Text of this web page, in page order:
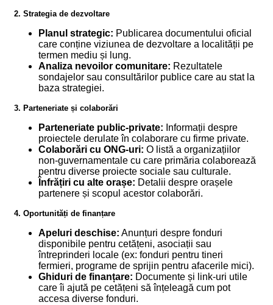
2. Strategia de dezvoltare
Planul strategic: Publicarea documentului oficial
care conține viziunea de dezvoltare a localității pe
termen mediu și lung.
Analiza nevoilor comunitare: Rezultatele
sondajelor sau consultărilor publice care au stat la
baza strategiei.
3. Parteneriate și colaborări
Parteneriate public-private: Informații despre
proiectele derulate în colaborare cu firme private.
Colaborări cu ONG-uri: O listă a organizațiilor
non-guvernamentale cu care primăria colaborează
pentru diverse proiecte sociale sau culturale.
Înfrățiri cu alte orașe: Detalii despre orașele
partenere și scopul acestor colaborări.
4. Oportunități de finanțare
Apeluri deschise: Anunțuri despre fonduri
disponibile pentru cetățeni, asociații sau
întreprinderi locale (ex: fonduri pentru tineri
fermieri, programe de sprijin pentru afacerile mici).
Ghiduri de finanțare: Documente și link-uri utile
care îi ajută pe cetățeni să înțeleagă cum pot
accesa diverse fonduri.